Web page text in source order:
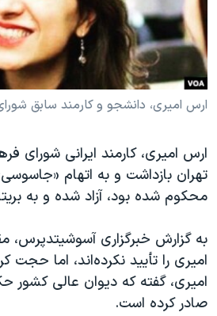
فرهنگ و زندگی
حقوق شهروندی
علم و فناوری
گالری عکس
آرشیو پخش زنده
مستندها
انتخابات ریاست جمهوری آمریکا ۲۰۲۴
حمله جمهوری اسلامی به اسرائیل
رمز مهسا
اعتراضات زن، زندگی، آزادی
مجموعه مستندهای دادخواهی
دادگاه حمید نوری
چهل سال گروگان‌گیری
قانون شفافیت دارائی کادر رهبری ایران
دنبال کنید
ارس امیری، دانشجو و کارمند سابق
ارس امیری، کارمند ایرانی شورای
محکوم شده بود، آزاد شده و به
به گزارش خبرگزاری آسوشیتدپرس،
امیری را تأیید نکرده‌اند، اما حجت
امیری، گفته که دیوان عالی کشور
صادر کرده است.